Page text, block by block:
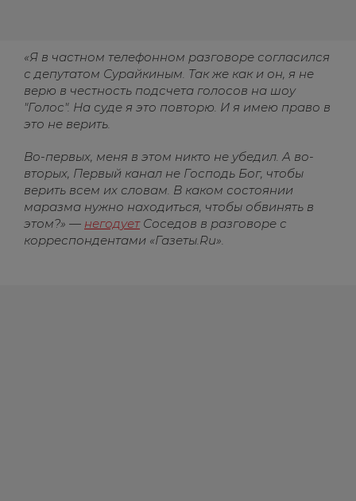
«Я в частном телефонном разговоре согласился
с депутатом Сурайкиным. Так же как и он, я не
верю в честность подсчета голосов на шоу
"Голос". На суде я это повторю. И я имею право в
это не верить.
Во-первых, меня в этом никто не убедил. А во-
вторых, Первый канал не Господь Бог, чтобы
верить всем их словам. В каком состоянии
маразма нужно находиться, чтобы обвинять в
этом?» — негодуетСоседов в разговоре с
корреспондентами «Газеты.Ru».